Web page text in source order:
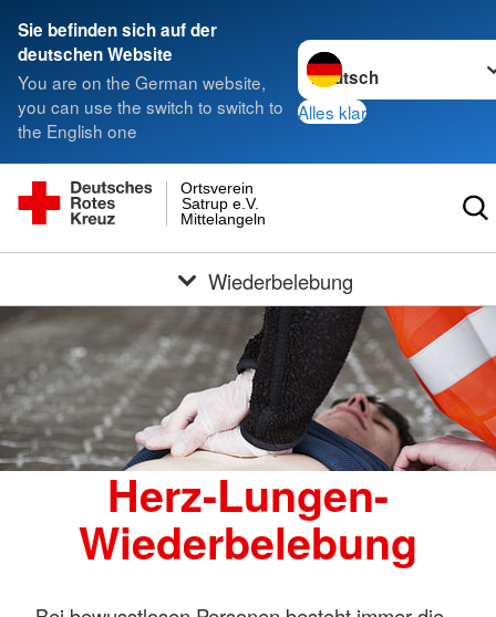
Sie befinden sich auf der
deutschen Website
You are on the German website,
you can use the switch to switch to
the English one
Sprache wechseln zu
Alles klar
Mittelangeln
Satrup e.V.
Ortsverein
Wiederbelebung
Herz-Lungen-
Wiederbelebung